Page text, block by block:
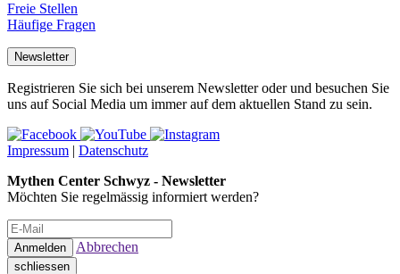
Freie Stellen
Häufige Fragen
Newsletter
Registrieren Sie sich bei unserem Newsletter oder und besuchen Sie
uns auf Social Media um immer auf dem aktuellen Stand zu sein.
Impressum | Datenschutz
Mythen Center Schwyz - Newsletter
Möchten Sie regelmässig informiert werden?
Abbrechen
schliessen